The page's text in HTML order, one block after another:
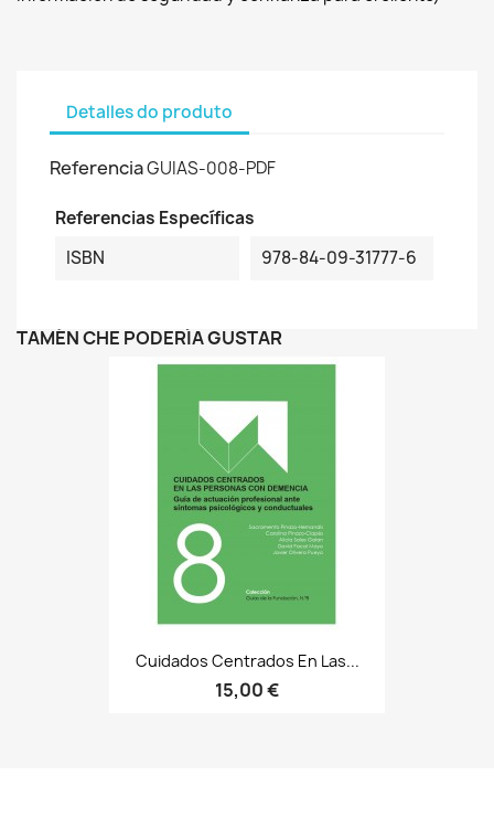
Detalles do produto
ReferenciaGUIAS-008-PDF
Referencias Específicas
ISBN
978-84-09-31777-6
TAMÉN CHE PODERÍA GUSTAR
Cuidados Centrados En Las...
15,00 €